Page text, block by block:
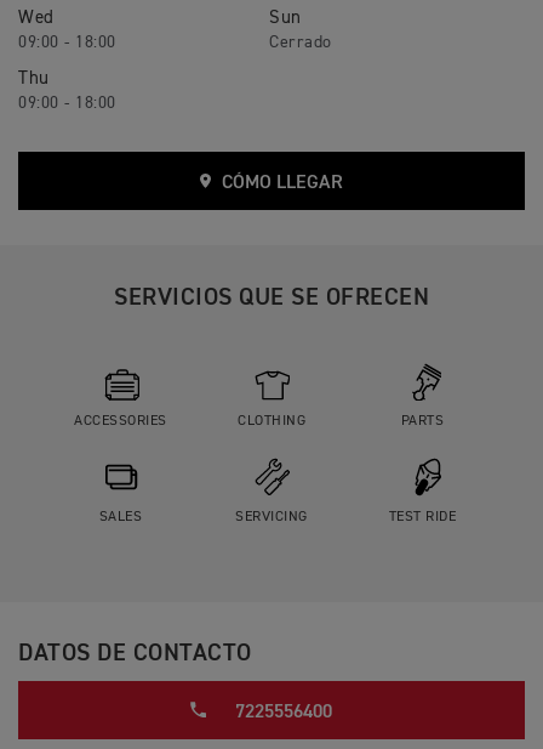
Wed
09:00 - 18:00
Thu
09:00 - 18:00
Sun
CÓMO LLEGAR
SERVICIOS QUE SE OFRECEN
ACCESSORIES CLOTHING PARTS
SALES SERVICING TEST RIDE
DATOS DE CONTACTO
7225556400